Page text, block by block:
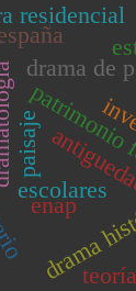
escolares
drama de
drama
paisaje
enap
residencial
teoría